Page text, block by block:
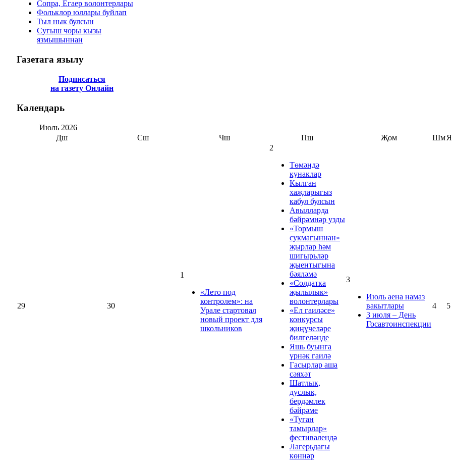
Сопра, Егаер волонтерлары
Фольклор юллары буйлап
Тыл нык булсын
Сугыш чоры кызы
язмышыннан
Газетага язылу
Подписаться
на газету Онлайн
Календарь
Июль 2026
Дш
Сш Чш Пш Җом Шм
29 30
1
«Лето под
контролем»: на
Урале стартовал
новый проект для
школьников
2
Төмәндә
кунаклар
Кылган
хаҗларыгыз
кабул булсын
Авылларда
бәйрәмнәр узды
«Тормыш
сукмагыннан»
җырлар hәм
шигырьләр
җыентыгына
бәяләмә
«Солдатка
җылылык»
волонтерлары
«Ел гаиләсе»
конкурсы
җиңүчеләре
билгеләнде
Яшь буынга
үрнәк гаилә
Гасырлар аша
сәяхәт
Шатлык,
дуслык,
бердәмлек
бәйрәме
«Туган
тамырлар»
фестивалендә
Лагерьдагы
көннәр
3
Июль аена намаз
вакытлары
3 июля – День
Госавтоинспекции
4 5